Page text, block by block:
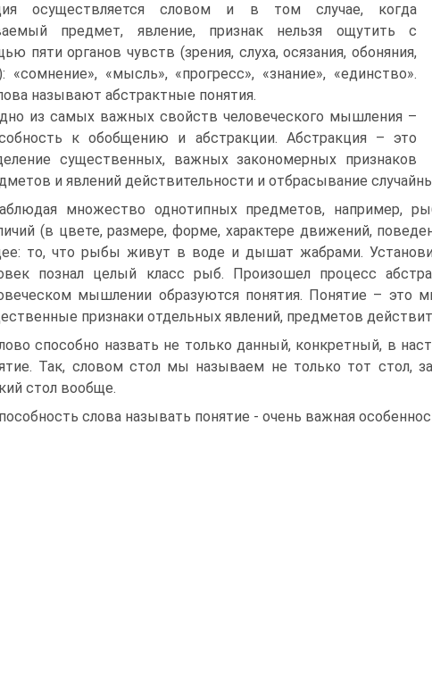
осуществляется словом и в том случае, когда
предмет, явление, признак нельзя ощутить с
пяти органов чувств (зрения, слуха, осязания, обоняния,
«сомнение», «мысль», «прогресс», «знание», «единство».
называют абстрактные понятия.
из самых важных свойств человеческого мышления –
к обобщению и абстракции. Абстракция – это
существенных, важных закономерных признаков
и явлений действительности и отбрасывание
множество однотипных предметов, например,
(в цвете, размере, форме, характере движений,
то, что рыбы живут в воде и дышат жабрами.
познал целый класс рыб. Произошел процесс
мышлении образуются понятия. Понятие – это
признаки отдельных явлений, предметов
способно назвать не только данный, конкретный, в
Так, словом стол мы называем не только тот
стол вообще.
слова называть понятие - очень важная